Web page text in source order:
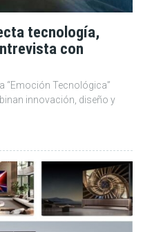
tecnología,
con
“Emoción Tecnológica”
innovación, diseño y